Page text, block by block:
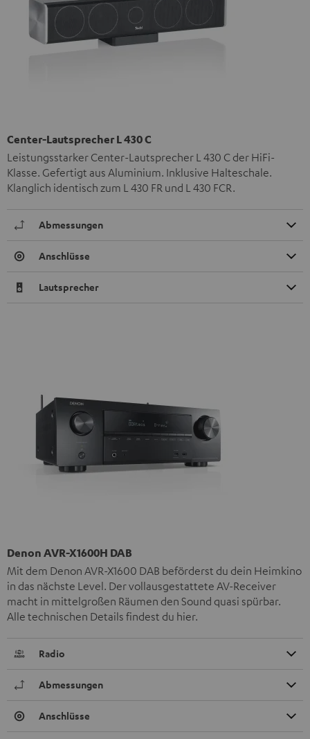
Center-Lautsprecher L 430 C
Leistungsstarker Center-Lautsprecher L 430 C der HiFi-
Klasse. Gefertigt aus Aluminium. Inklusive Halteschale.
Klanglich identisch zum L 430 FR und L 430 FCR.
Abmessungen
Anschlüsse
Lautsprecher
Denon AVR-X1600H DAB
Mit dem Denon AVR-X1600 DAB beförderst du dein Heimkino
in das nächste Level. Der vollausgestattete AV-Receiver
macht in mittelgroßen Räumen den Sound quasi spürbar.
Alle technischen Details findest du hier.
Radio
Abmessungen
Anschlüsse